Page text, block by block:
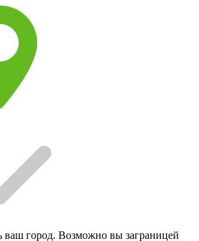
ваш город. Возможно вы заграницей